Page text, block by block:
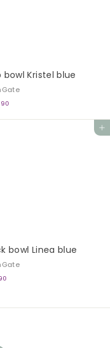
bowl Kristel blue
90
2
Add to cart
bowl Linea blue
3